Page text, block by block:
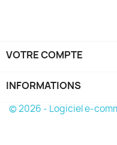
VOTRE COMPTE
INFORMATIONS
© 2026 - Logiciel e-